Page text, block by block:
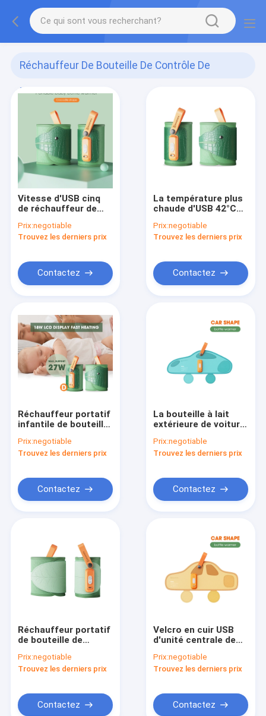
Réchauffeur De Bouteille De Contrôle De
Température
Vitesse d'USB cinq
de réchauffeur de
de température de
voyage de bébé avec
d'affichage à cristaux
liquides
Prix:negotiable
Trouvez les derniers prix
Contactez
La température plus
chaude d'USB 42°C
bouteille de lait
maternel de formule
Prix:negotiable
Trouvez les derniers prix
Contactez
Réchauffeur portatif
infantile de bouteille
température de
Velcro pour le lait
Prix:negotiable
Trouvez les derniers prix
Contactez
La bouteille à lait
extérieure de voiture
la conception de
chauffage rapide
Prix:negotiable
Trouvez les derniers prix
Contactez
Réchauffeur portatif
de bouteille de
température 1
appareil de
minute 1 BPA
Prix:negotiable
Trouvez les derniers prix
Contactez
Velcro en cuir USB
d'unité centrale de
température de lait
maternel de
bouteille
Prix:negotiable
Trouvez les derniers prix
Contactez